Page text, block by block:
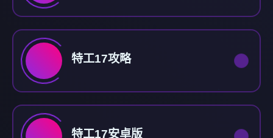
特工17攻略
特工17安卓版